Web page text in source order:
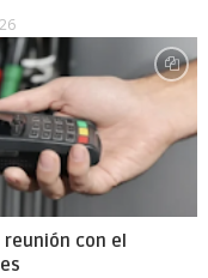
con el